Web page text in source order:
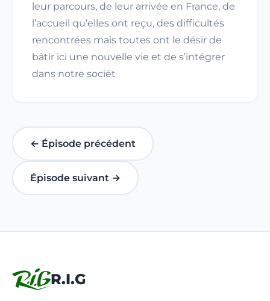
leur parcours, de leur arrivée en France, de
l’accueil qu’elles ont reçu, des difficultés
rencontrées mais toutes ont le désir de
bâtir ici une nouvelle vie et de s’intégrer
dans notre sociét
← Épisode précédent
Épisode suivant →
R.I.G